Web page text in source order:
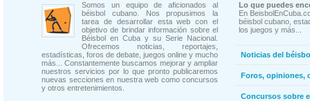
Somos un equipo de aficionados al
béisbol cubano. Nos propusimos la
tarea de desarrollar esta web con el
objetivo de brindar información sobre el
Béisbol en Cuba y su Serie Nacional.
Ofrecemos noticias, reportajes,
estadísticas, foros de debate, juegos online y mucho
más... Constantemente buscamos mejorar y ampliar
nuestros servicios por lo que pronto publicaremos
nuevas secciones en nuestra web como concursos
y otros entretenimientos.
Lo que puedes
En
béisbol cubano,
los juegos y más...
Noticias del
Foros, opiniones,
Concursos sobre